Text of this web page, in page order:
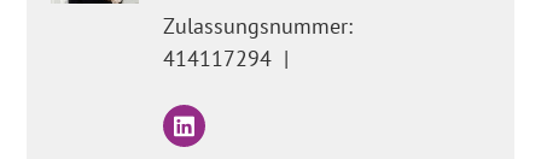
Zulassungsnummer:
414117294 |